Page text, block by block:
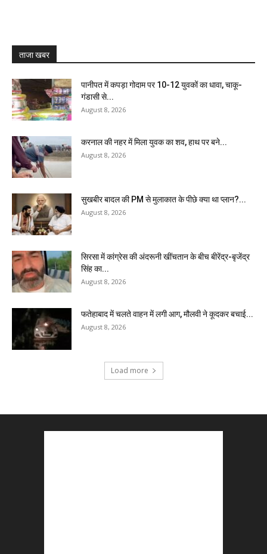
ताजा खबर
पानीपत में कपड़ा गोदाम पर 10-12 युवकों का धावा, चाकू-
गंडासी से...
August 8, 2026
करनाल की नहर में मिला युवक का शव, हाथ पर बने...
August 8, 2026
सुखबीर बादल की PM से मुलाकात के पीछे क्या था प्लान?...
August 8, 2026
सिरसा में कांग्रेस की अंदरूनी खींचतान के बीच बीरेंद्र-बृजेंद्र
सिंह का...
August 8, 2026
फतेहाबाद में चलते वाहन में लगी आग, मौलवी ने कूदकर बचाई...
August 8, 2026
Load more